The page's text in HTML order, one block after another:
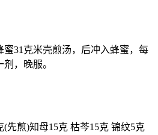
31克米壳煎汤，后冲入蜂蜜，每
，晚服。
先煎)知母15克 枯芩15克 锦纹5克